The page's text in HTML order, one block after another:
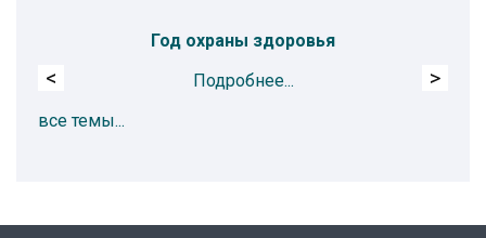
Год охраны здоровья
Подробнее...
< >
все темы...